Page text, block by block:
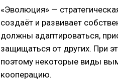
«Эволюция» —
создаёт и развивает
должны адаптироваться,
защищаться от других. При
поэтому некоторые виды
кооперацию.